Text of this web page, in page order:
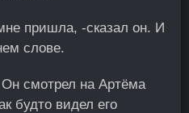
пришла, -сказал он. И
слове.
смотрел на Артёма
будто видел его